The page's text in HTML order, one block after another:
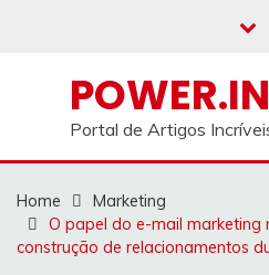
Portal de Artigos
Home
Marketing
O papel do e-mail marketing
construção de relacionamentos